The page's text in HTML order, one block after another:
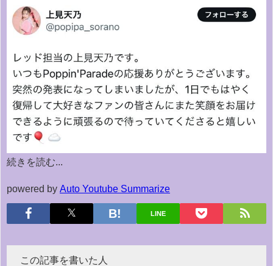
続きを読む...
powered by Auto Youtube Summarize
LINE
この記事を書いた人